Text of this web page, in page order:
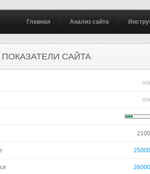
Главная Анализ сайта
САЙТА
n/a
n/a
2100
25000
26000